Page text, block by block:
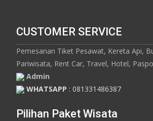
CUSTOMER SERVICE
Pemesanan Tiket Pesawat, Kereta Api,
Pariwisata, Rent Car, Travel, Hotel,
Admin
WHATSAPP : 081331486387
Pilihan Paket Wisata